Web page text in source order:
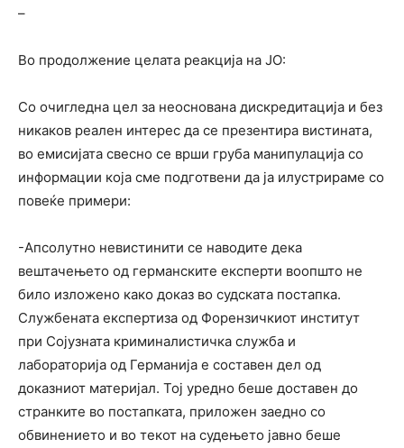
–
Во продолжение целата реакција на ЈО:
Со очигледна цел за неоснована дискредитација и без
никаков реален интерес да се презентира вистината,
во емисијата свесно се врши груба манипулација со
информации која сме подготвени да ја илустрираме со
повеќе примери:
-Апсолутно невистинити се наводите дека
вештачењето од германските експерти воопшто не
било изложено како доказ во судската постапка.
Службената експертиза од Форензичкиот институт
при Сојузната криминалистичка служба и
лабораторија од Германија е составен дел од
доказниот материјал. Тој уредно беше доставен до
странките во постапката, приложен заедно со
обвинението и во текот на судењето јавно беше